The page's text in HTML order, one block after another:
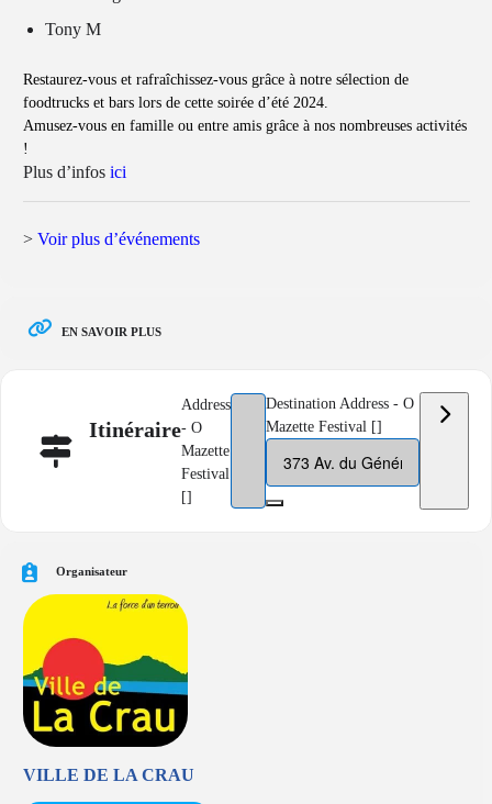
Tony M
Restaurez-vous et rafraîchissez-vous grâce à notre sélection de
foodtrucks et bars lors de cette soirée d’été 2024.
Amusez-vous en famille ou entre amis grâce à nos nombreuses activités
!
Plus d’infos ici
> Voir plus d’événements
EN SAVOIR PLUS
Itinéraire
Address
- O
Mazette
Festival
[]
Destination Address - O
Mazette Festival []
Organisateur
VILLE DE LA CRAU